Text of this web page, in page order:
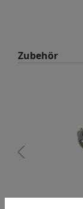
Produktgalerie
Zubehör